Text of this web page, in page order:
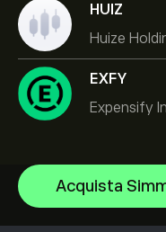
HUIZ
Huize
EXFY
Expensify
Acquista
NVIDIA Corporation
Amazon.com Inc